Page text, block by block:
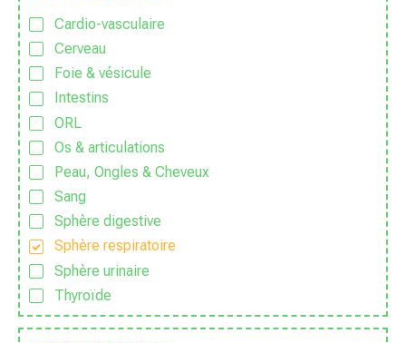
Cardio-vasculaire
Cerveau
Foie & vésicule
Intestins
ORL
Os & articulations
Peau, Ongles & Cheveux
Sang
Sphère digestive
Sphère respiratoire
Sphère urinaire
Thyroïde